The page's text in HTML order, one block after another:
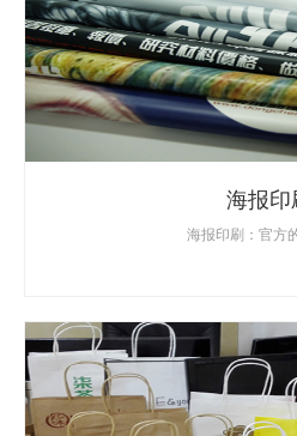
海报印
海报印刷：官方